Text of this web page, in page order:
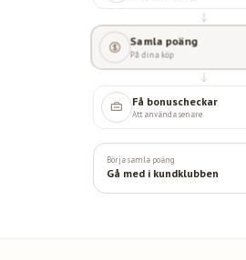
Samla poäng
På dina köp
Få bonuscheckar
Att använda senare
Börja samla poäng
Gå med i kundklubben